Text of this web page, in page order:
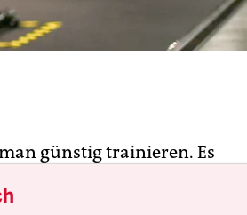
günstig trainieren. Es
für 14,99 Euro pro Monat.